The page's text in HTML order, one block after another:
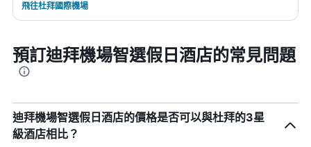
飛往杜拜國際機場
預訂迪拜機場智選假日酒店的常見問題
迪拜機場智選假日酒店的價格是否可以與杜拜的3星
級酒店相比？